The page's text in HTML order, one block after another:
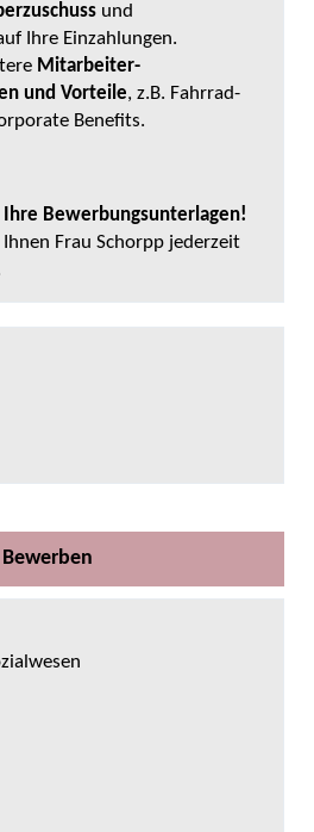
und
Ihre Einzahlungen.
Mitarbeiter-
und Vorteile, z.B. Fahrrad-
Benefits.
Bewerbungsunterlagen!
Frau Schorpp jederzeit
Bewerben